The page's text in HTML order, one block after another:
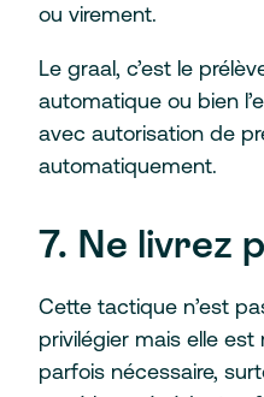
ou virement.
Le graal, c’est le
automatique ou bien
avec autorisation de
automatiquement.
7. Ne livrez
Cette tactique n’est
privilégier mais elle
parfois nécessaire,